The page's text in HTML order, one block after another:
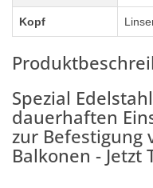
Kopf
Spezial
dauerhaften
zur Befestigung
Balkonen - Jetzt